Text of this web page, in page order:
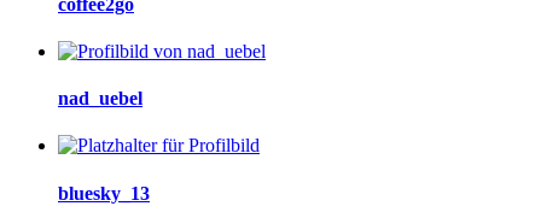
nad_uebel
bluesky_13